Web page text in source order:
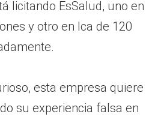
licitando EsSalud, uno en
y otro en Ica de 120
esta empresa quiere
su experiencia falsa en